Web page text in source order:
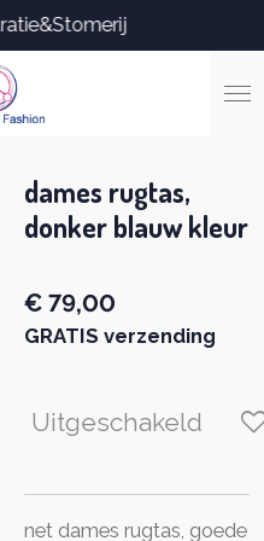
dames rugtas,
donker blauw kleur
€ 79,00
GRATIS verzending
Uitgeschakeld
net dames rugtas, goede